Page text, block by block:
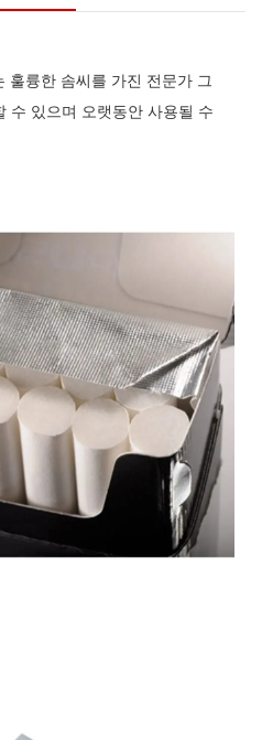
훌륭한 솜씨를 가진 전문가 그
수 있으며 오랫동안 사용될 수